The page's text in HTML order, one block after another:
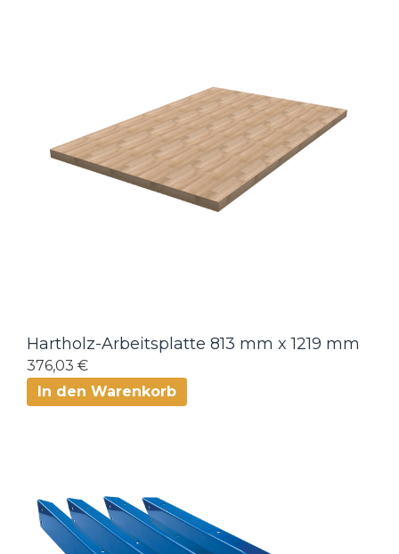
Hartholz-Arbeitsplatte 813 mm x 1219 mm
376,03 €
In den Warenkorb